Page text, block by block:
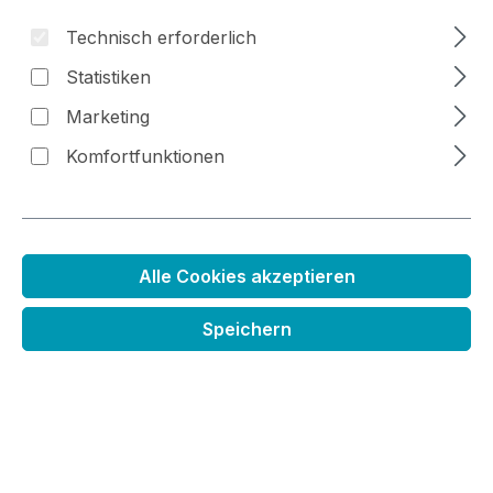
Bildergalerie überspringen
Technisch erforderlich
Statistiken
Marketing
Komfortfunktionen
Alle Cookies akzeptieren
Speichern